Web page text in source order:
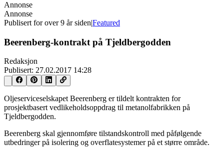
Annonse
Annonse
Publisert for over 9 år siden|Featured
Beerenberg-kontrakt på Tjeldbergodden
Redaksjon
Publisert: 27.02.2017 14:28
Oljeserviceselskapet Beerenberg er tildelt kontrakten for
prosjektbasert vedlikeholdsoppdrag til metanolfabrikken på
Tjeldbergodden.
Beerenberg skal gjennomføre tilstandskontroll med påfølgende
utbedringer på isolering og overflatesystemer på et større område.